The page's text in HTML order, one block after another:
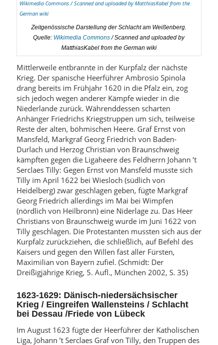
Zeitgenössische Darstellung der Schlacht am Weißenberg.
Quelle: Wikimedia Commons/ Scanned and uploaded by
MatthiasKabel from the German wiki
Mittlerweile entbrannte in der Kurpfalz der nächste
Krieg. Der spanische Heerführer Ambrosio Spinola
drang bereits im Frühjahr 1620 in die Pfalz ein, zog
sich jedoch wegen anderer Kämpfe wieder in die
Niederlande zurück. Währenddessen scharten
Anhänger Friedrichs Kriegstruppen um sich, teilweise
Reste der alten, böhmischen Heere. Graf Ernst von
Mansfeld, Markgraf Georg Friedrich von Baden-
Durlach und Herzog Christian von Braunschweig
kämpften gegen die Ligaheere des Feldherrn Johann ’t
Serclaes Tilly: Gegen Ernst von Mansfeld musste sich
Tilly im April 1622 bei Wiesloch (südlich von
Heidelberg) zwar geschlagen geben, fügte Markgraf
Georg Friedrich allerdings im Mai bei Wimpfen
(nördlich von Heilbronn) eine Niderlage zu. Das Heer
Christians von Braunschweig wurde im Juni 1622 von
Tilly geschlagen. Die Protestanten mussten sich aus der
Kurpfalz zurückziehen, die schließlich, auf Befehl des
Kaisers und gegen den Willen fast aller Fürsten,
Maximilian von Bayern zufiel. (Schmidt: Der
Dreißigjährige Krieg, 5. Aufl., München 2002, S. 35)
1623-1629: Dänisch-niedersächsischer
Krieg / Eingreifen Wallensteins / Schlacht
bei Dessau /Friede von Lübeck
Im August 1623 fügte der Heerführer der Katholischen
Liga, Johann ’t Serclaes Graf von Tilly, den Truppen des